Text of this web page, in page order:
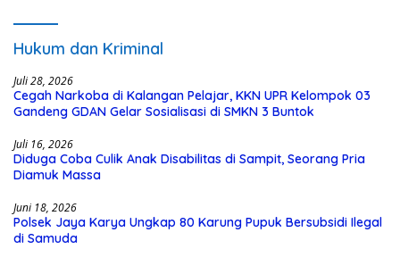
Hukum dan Kriminal
Juli 28, 2026
Cegah Narkoba di Kalangan Pelajar, KKN UPR Kelompok 03
Gandeng GDAN Gelar Sosialisasi di SMKN 3 Buntok
Juli 16, 2026
Diduga Coba Culik Anak Disabilitas di Sampit, Seorang Pria
Diamuk Massa
Juni 18, 2026
Polsek Jaya Karya Ungkap 80 Karung Pupuk Bersubsidi Ilegal
di Samuda